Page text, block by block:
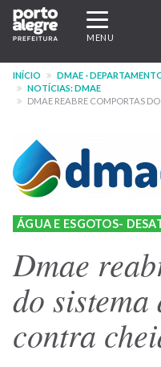
Pular
para
conteúdo
principal
Expandir/
navegação
MENU
INÍCIO
DMAE -
NOTÍCIAS: DMAE
DMAE REABRE COMPORTAS
ÁGUA E ESGOTOS-
Dmae
do sistema
contra